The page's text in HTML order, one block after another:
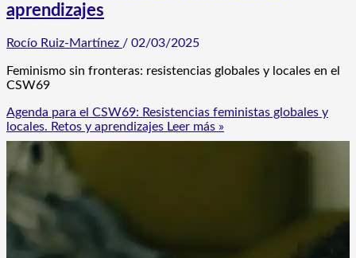
aprendizajes
Rocío Ruiz-Martínez / 02/03/2025
Feminismo sin fronteras: resistencias globales y locales en el
CSW69
Agenda para el CSW69: Resistencias feministas globales y
locales. Retos y aprendizajes Leer más »